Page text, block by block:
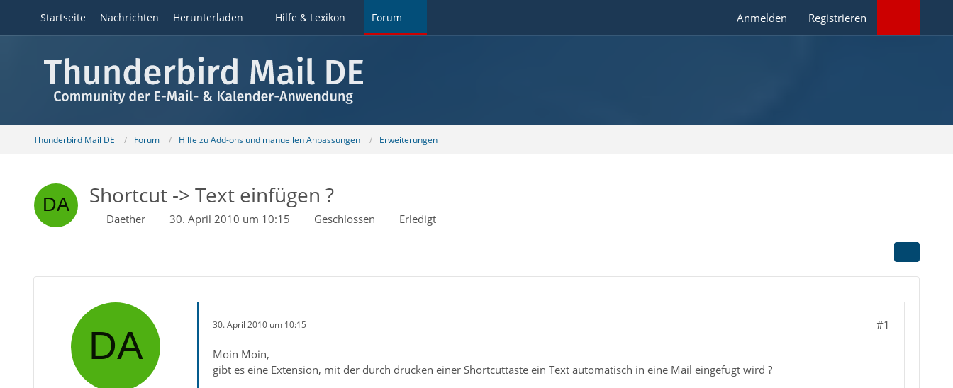
Startseite Nachrichten Herunterladen Hilfe & Lexikon Forum Anmelden Registrieren
Thunderbird Mail DE Forum Hilfe zu Add-ons und manuellen Anpassungen Erweiterungen
Shortcut -> Text einfügen ?
Daether 30. April 2010 um 10:15 Geschlossen Erledigt
30. April 2010 um 10:15 #1
Moin Moin,
gibt es eine Extension, mit der durch drücken einer Shortcuttaste ein Text automatisch in eine Mail eingefügt wird ?